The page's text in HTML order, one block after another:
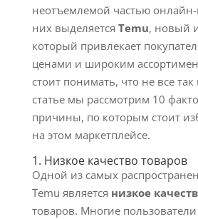
неотъемлемой частью
них выделяется Temu, новый
который привлекает
ценами и широким
стоит понимать, что не все так
статье мы рассмотрим 10
причины, по которым стоит
на этом маркетплейсе.
1. Низкое качество товаров
Одной из самых
Temu является низкое
товаров. Многие